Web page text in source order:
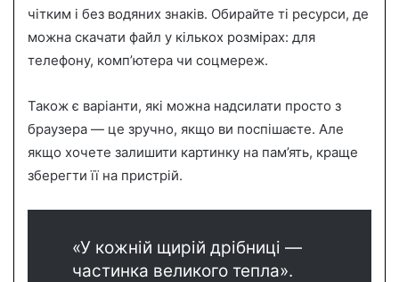
чітким і без водяних знаків. Обирайте ті ресурси, де
можна скачати файл у кількох розмірах: для
телефону, комп’ютера чи соцмереж.
Також є варіанти, які можна надсилати просто з
браузера — це зручно, якщо ви поспішаєте. Але
якщо хочете залишити картинку на пам’ять, краще
зберегти її на пристрій.
«У кожній щирій дрібниці —
частинка великого тепла».